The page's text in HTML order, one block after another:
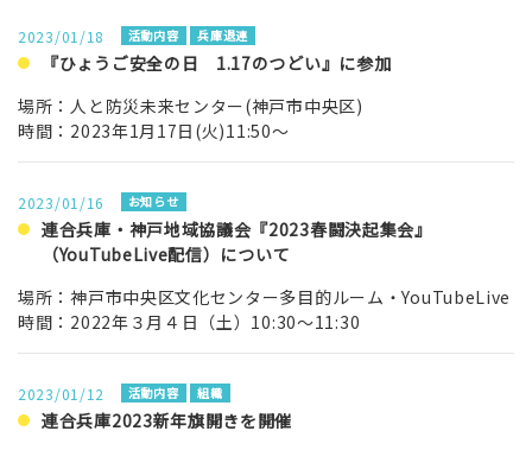
2023/01/18 活動内容 兵庫退連
『ひょうご安全の日 1.17のつどい』に参加
場所：人と防災未来センター(神戸市中央区)
時間：2023年1月17日(火)11:50～
2023/01/16 お知らせ
連合兵庫・神戸地域協議会『2023春闘決起集会』
（YouTubeLive配信）について
場所：神戸市中央区文化センター多目的ルーム・YouTubeLive
時間：2022年３月４日（土）10:30～11:30
2023/01/12 活動内容 組織
連合兵庫2023新年旗開きを開催